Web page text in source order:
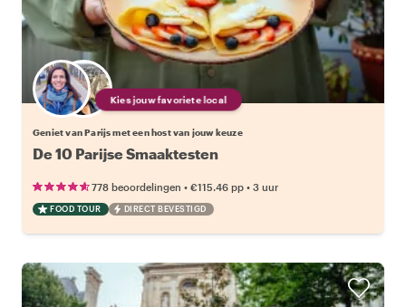
Kies jouw favoriete local
Geniet van Parijs met een host van jouw keuze
De 10 Parijse Smaaktesten
778 beoordelingen • €115.46 pp • 3 uur
FOOD TOUR DIRECT BEVESTIGD